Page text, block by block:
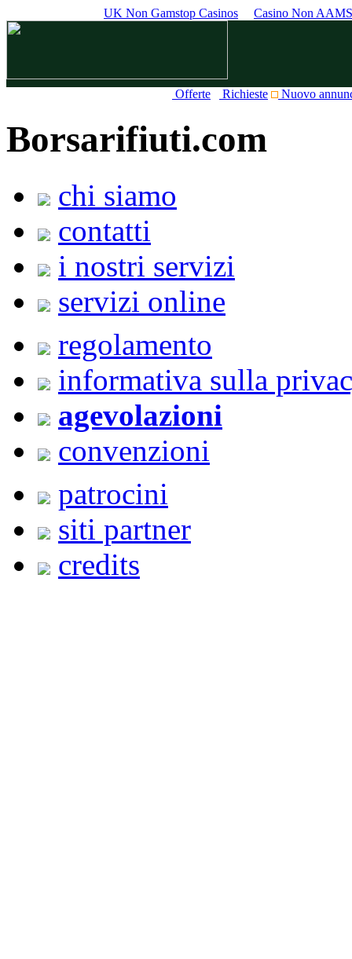
UK Non Gamstop Casinos Casino Non AAMS
Offerte Richieste Nuovo
Borsarifiuti.com
chi siamo
contatti
i nostri servizi
servizi online
regolamento
informativa sulla
agevolazioni
convenzioni
patrocini
siti partner
credits